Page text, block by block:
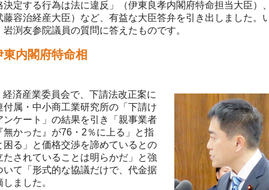
定する行為は法に違反」（伊東良孝内閣府特命担当大臣）、
藤容治経産大臣）など、有益な大臣答弁を引き出しました。
渕友参院議員の質問に答えたものです。
東内閣府特命相
済産業委員会で、下請法改正案に
属・中小商工業研究所の「下請け
ケート」の結果を引き「親事業者
かった』が76・2％に上る」と指
る」と価格交渉を諦めているとの
されていることは明らかだ」と強
て「形式的な協議だけで、代金据
ました。